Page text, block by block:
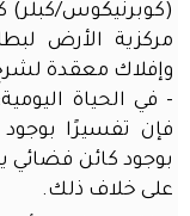
كلمة المرور
تذكرني
تسجيل الدخول
(كوبرنيكوس/كبلر)
مركزية الأرض
وإفلاك معقدة
- في الحياة
فإن تفسيرًا
بوجود كائن فضائي
على خلاف ذلك.